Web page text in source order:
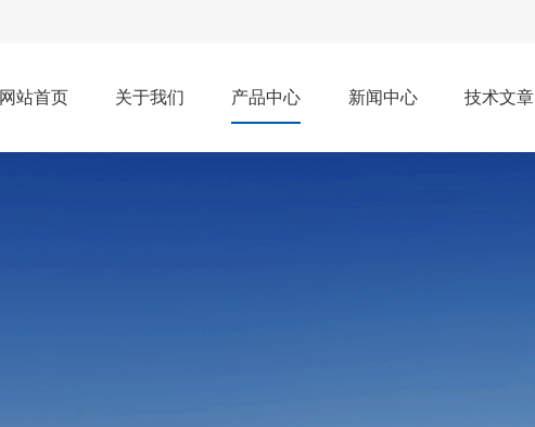
网站首页 关于我们 产品中心 新闻中心 技术文章